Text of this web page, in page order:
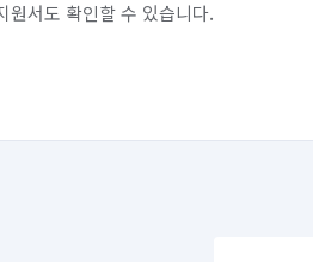
원서도 확인할 수 있습니다.